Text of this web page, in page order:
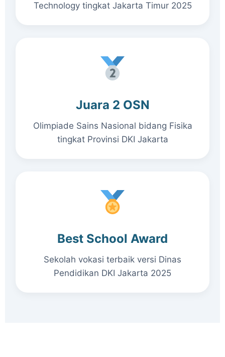
Technology tingkat Jakarta Timur 2025
Juara 2 OSN
Olimpiade Sains Nasional bidang Fisika
tingkat Provinsi DKI Jakarta
Best School Award
Sekolah vokasi terbaik versi Dinas
Pendidikan DKI Jakarta 2025